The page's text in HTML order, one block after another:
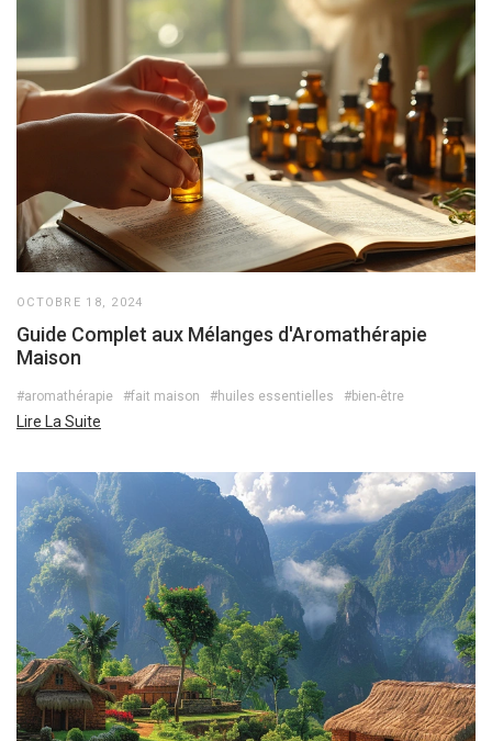
OCTOBRE 18, 2024
Guide Complet aux Mélanges d'Aromathérapie
Maison
#aromathérapie #fait maison #huiles essentielles #bien-être
Lire La Suite